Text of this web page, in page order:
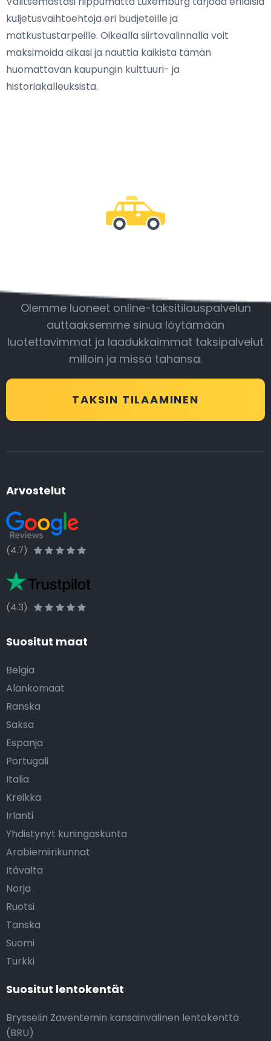
kuljetusvaihtoehtoja eri budjeteille ja
matkustustarpeille. Oikealla siirtovalinnalla voit
maksimoida aikasi ja nauttia kaikista tämän
huomattavan kaupungin kulttuuri- ja
historiakalleuksista.
Olemme luoneet online-taksitilauspalvelun
auttaaksemme sinua löytämään
luotettavimmat ja laadukkaimmat taksipalvelut
milloin ja missä tahansa.
TAKSIN TILAAMINEN
Arvostelut
(4.7)
(4.3)
Suositut maat
Belgia
Alankomaat
Ranska
Saksa
Espanja
Portugali
Italia
Kreikka
Irlanti
Yhdistynyt kuningaskunta
Arabiemiirikunnat
Itävalta
Norja
Ruotsi
Tanska
Suomi
Turkki
Suositut lentokentät
Brysselin Zaventemin kansainvälinen lentokenttä
(BRU)